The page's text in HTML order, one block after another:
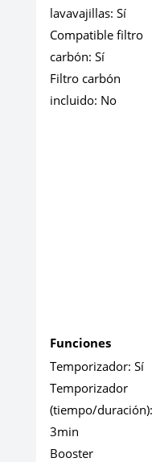
lavavajillas: Sí
Compatible filtro
carbón: Sí
Filtro carbón
incluido: No
Funciones
Temporizador: Sí
Temporizador
(tiempo/duración):
3min
Booster